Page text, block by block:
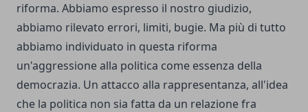
riforma. Abbiamo espresso il nostro giudizio,
abbiamo rilevato errori, limiti, bugie. Ma più di tutto
abbiamo individuato in questa riforma
un'aggressione alla politica come essenza della
democrazia. Un attacco alla rappresentanza, all'idea
che la politica non sia fatta da un relazione fra